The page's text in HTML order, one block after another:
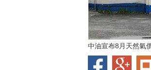
中油宣布8月天然氣